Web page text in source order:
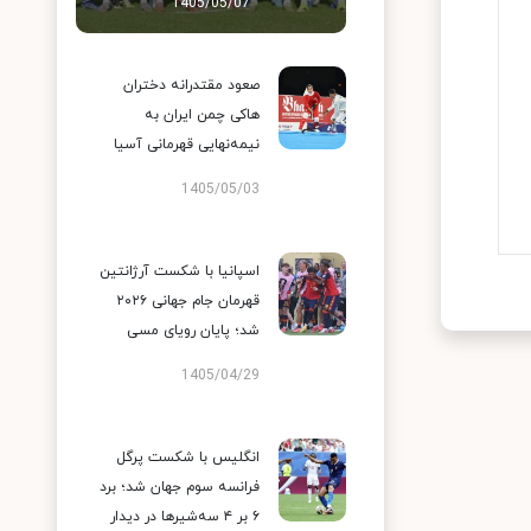
صعود مقتدرانه دختران
هاکی چمن ایران به
نیمه‌نهایی قهرمانی آسیا
1405/05/03
اسپانیا با شکست آرژانتین
قهرمان جام جهانی ۲۰۲۶
شد؛ پایان رویای مسی
1405/04/29
انگلیس با شکست پرگل
فرانسه سوم جهان شد؛ برد
۶ بر ۴ سه‌شیرها در دیدار